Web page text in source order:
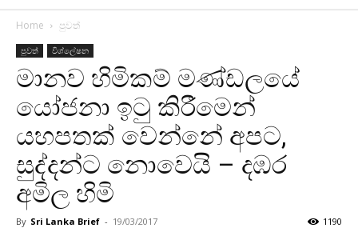
Home පුවත්
පුවත් විශ්ලේෂන
මානව හිමිකම් මණ්ඩලයේ
යෝජනා ඉටු කිරීමෙන්
යහපතක් වෙන්නේ අපට,
සුද්දන්ට නොවෙයි – දඹර
අමිල හිමි
By Sri Lanka Brief - 19/03/2017 1190